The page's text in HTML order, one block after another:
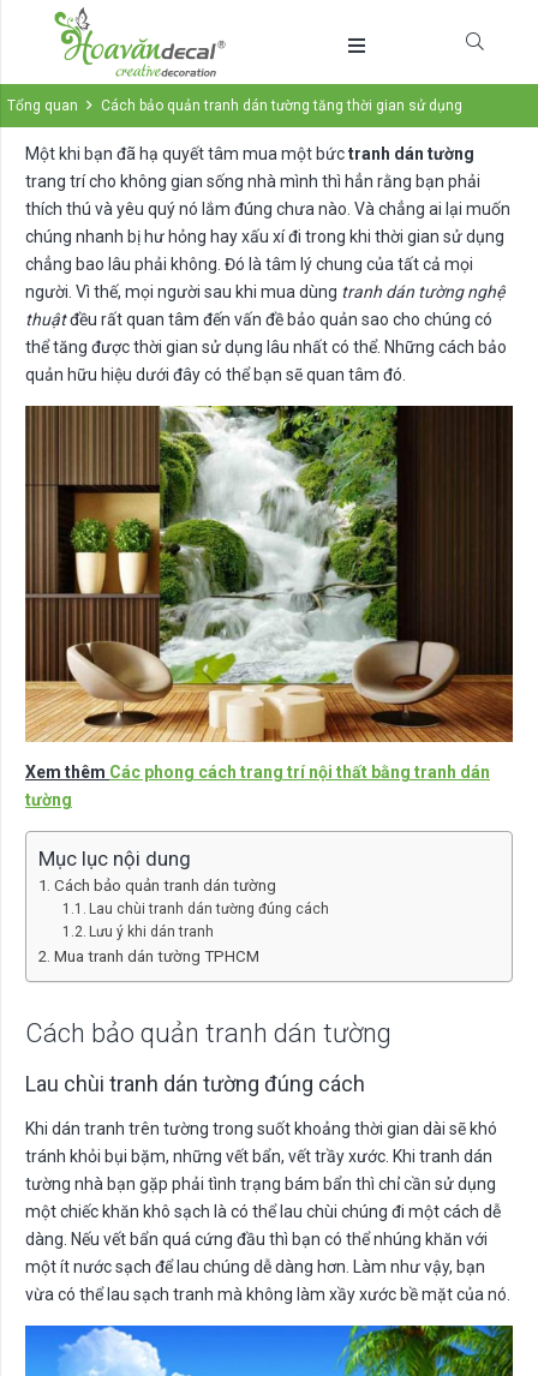
Tổng quan Cách bảo quản tranh dán tường tăng thời gian sử dụng
Một khi bạn đã hạ quyết tâm mua một bứctranh dán tường
trang trí cho không gian sống nhà mình thì hẳn rằng bạn phải
thích thú và yêu quý nó lắm đúng chưa nào. Và chẳng ai lại muốn
chúng nhanh bị hư hỏng hay xấu xí đi trong khi thời gian sử dụng
chẳng bao lâu phải không. Đó là tâm lý chung của tất cả mọi
người. Vì thế, mọi người sau khi mua dùng tranh dán tường nghệ
thuậtđều rất quan tâm đến vấn đề bảo quản sao cho chúng có
thể tăng được thời gian sử dụng lâu nhất có thể. Những cách bảo
quản hữu hiệu dưới đây có thể bạn sẽ quan tâm đó.
Xem thêm Các phong cách trang trí nội thất bằng tranh dán
tường
Mục lục nội dung
Cách bảo quản tranh dán tường
Lau chùi tranh dán tường đúng cách
Lưu ý khi dán tranh
Mua tranh dán tường TPHCM
Cách bảo quản tranh dán tường
Lau chùi tranh dán tường đúng cách
Khi dán tranh trên tường trong suốt khoảng thời gian dài sẽ khó
tránh khỏi bụi bặm, những vết bẩn, vết trầy xước. Khi tranh dán
tường nhà bạn gặp phải tình trạng bám bẩn thì chỉ cần sử dụng
một chiếc khăn khô sạch là có thể lau chùi chúng đi một cách dễ
dàng. Nếu vết bẩn quá cứng đầu thì bạn có thể nhúng khăn với
một ít nước sạch để lau chúng dễ dàng hơn. Làm như vậy, bạn
vừa có thể lau sạch tranh mà không làm xầy xước bề mặt của nó.